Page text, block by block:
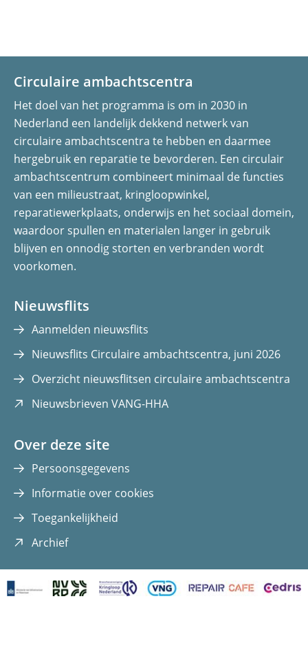
Circulaire ambachtscentra
Het doel van het programma is om in 2030 in
Nederland een landelijk dekkend netwerk van
circulaire ambachtscentra te hebben en daarmee
hergebruik en reparatie te bevorderen. Een circulair
ambachtscentrum combineert minimaal de functies
van een milieustraat, kringloopwinkel,
reparatiewerkplaats, onderwijs en het sociaal domein,
waardoor spullen en materialen langer in gebruik
blijven en onnodig storten en verbranden wordt
voorkomen.
Nieuwsflits
Aanmelden nieuwsflits
Nieuwsflits Circulaire ambachtscentra, juni 2026
Overzicht nieuwsflitsen circulaire ambachtscentra
Nieuwsbrieven VANG-HHA(opent
Over deze site
Persoonsgegevens
Informatie over cookies
Toegankelijkheid
Archief(opent
nieuw
venster)